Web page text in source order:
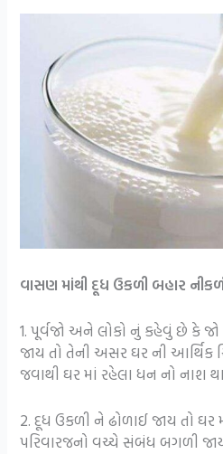
વાસણ માંથી દૂધ ઉકળી બહાર
1. પૂર્વજો અને લોકો નું કહેવું છે કે
જાય તો તેની અસર ઘર ની આર્થિક
જવાથી ઘર માં રહેલા ધન નો નાશ
2. દૂધ ઉકળી ને ઢોળાઈ જાય તો
પરિવારજનો વચ્ચે સંબંધ બગળી